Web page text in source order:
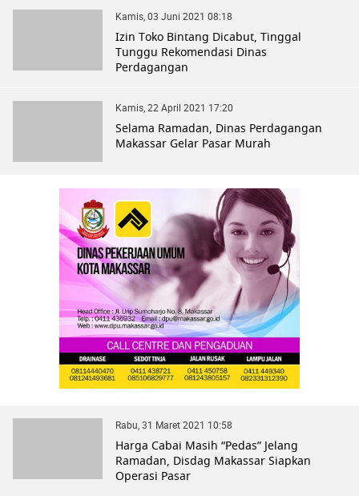
Kamis, 03 Juni 2021 08:18
Izin Toko Bintang Dicabut, Tinggal
Tunggu Rekomendasi Dinas
Perdagangan
Kamis, 22 April 2021 17:20
Selama Ramadan, Dinas Perdagangan
Makassar Gelar Pasar Murah
Rabu, 31 Maret 2021 10:58
Harga Cabai Masih “Pedas” Jelang
Ramadan, Disdag Makassar Siapkan
Operasi Pasar